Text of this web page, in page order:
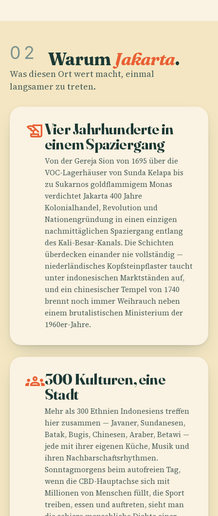
02 Warum Jakarta.
Was diesen Ort wert macht, einmal
langsamer zu treten.
history_eduVier Jahrhunderte in
einem Spaziergang
Von der Gereja Sion von 1695 über die
VOC-Lagerhäuser von Sunda Kelapa bis
zu Sukarnos goldflammigem Monas
verdichtet Jakarta 400 Jahre
Kolonialhandel, Revolution und
Nationengründung in einen einzigen
nachmittäglichen Spaziergang entlang
des Kali-Besar-Kanals. Die Schichten
überdecken einander nie vollständig —
niederländisches Kopfsteinpflaster taucht
unter indonesischen Marktständen auf,
und ein chinesischer Tempel von 1740
brennt noch immer Weihrauch neben
einem brutalistischen Ministerium der
1960er-Jahre.
groups300 Kulturen, eine
Stadt
Mehr als 300 Ethnien Indonesiens treffen
hier zusammen — Javaner, Sundanesen,
Batak, Bugis, Chinesen, Araber, Betawi —
jede mit ihrer eigenen Küche, Musik und
ihren Nachbarschaftsrhythmen.
Sonntagmorgens beim autofreien Tag,
wenn die CBD-Hauptachse sich mit
Millionen von Menschen füllt, die Sport
treiben, essen und auftreten, sieht man